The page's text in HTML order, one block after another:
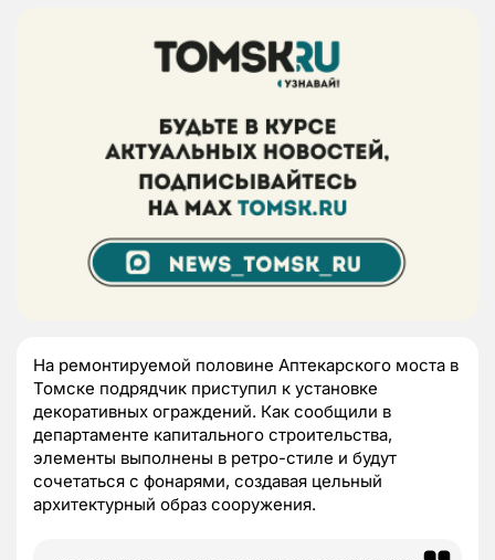
На ремонтируемой половине Аптекарского моста в
Томске подрядчик приступил к установке
декоративных ограждений. Как сообщили в
департаменте капитального строительства,
элементы выполнены в ретро-стиле и будут
сочетаться с фонарями, создавая цельный
архитектурный образ сооружения.